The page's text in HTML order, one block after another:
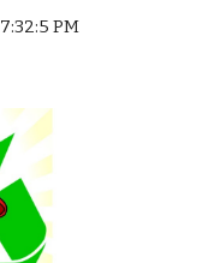
PM